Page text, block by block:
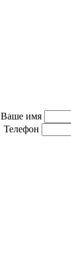
Ваше имя
Телефон